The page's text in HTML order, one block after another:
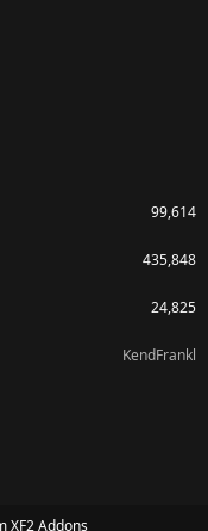
99,614
435,848
24,825
KendFrankl
XF2 Addons